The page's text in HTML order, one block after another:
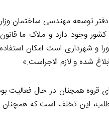
دفتر توسعه مهندسی
کشور وجود دارد و ملاک ما
و شهرداری است امکان
شده و لازم الاجراست.»
قروه همچنان در حال فعالیت
این تخلف است که همچنان